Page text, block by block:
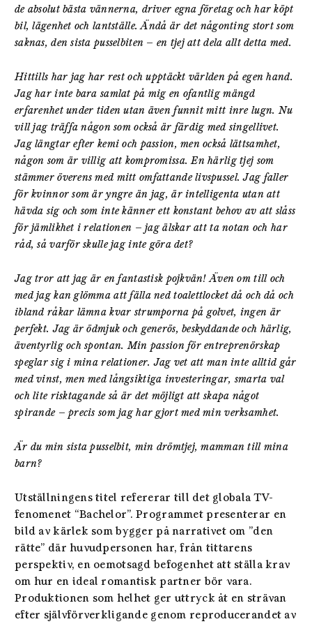
de absolut bästa vännerna, driver egna företag och har köpt
bil, lägenhet och lantställe. Ändå är det någonting stort som
saknas, den sista pusselbiten – en tjej att dela allt detta med.
Hittills har jag har rest och upptäckt världen på egen hand.
Jag har inte bara samlat på mig en ofantlig mängd
erfarenhet under tiden utan även funnit mitt inre lugn. Nu
vill jag träffa någon som också är färdig med singellivet.
Jag längtar efter kemi och passion, men också lättsamhet,
någon som är villig att kompromissa. En härlig tjej som
stämmer överens med mitt omfattande livspussel. Jag faller
för kvinnor som är yngre än jag, är intelligenta utan att
hävda sig och som inte känner ett konstant behov av att slåss
för jämlikhet i relationen – jag älskar att ta notan och har
råd, så varför skulle jag inte göra det?
Jag tror att jag är en fantastisk pojkvän! Även om till och
med jag kan glömma att fälla ned toalettlocket då och då och
ibland råkar lämna kvar strumporna på golvet, ingen är
perfekt. Jag är ödmjuk och generös, beskyddande och härlig,
äventyrlig och spontan. Min passion för entreprenörskap
speglar sig i mina relationer. Jag vet att man inte alltid går
med vinst, men med långsiktiga investeringar, smarta val
och lite risktagande så är det möjligt att skapa något
spirande – precis som jag har gjort med min verksamhet.
Är du min sista pusselbit, min drömtjej, mamman till mina
barn?
Utställningens titel refererar till det globala TV-
fenomenet “Bachelor”. Programmet presenterar en
bild av kärlek som bygger på narrativet om ”den
rätte” där huvudpersonen har, från tittarens
perspektiv, en oemotsagd befogenhet att ställa krav
om hur en ideal romantisk partner bör vara.
Produktionen som helhet ger uttryck åt en strävan
efter självförverkligande genom reproducerandet av